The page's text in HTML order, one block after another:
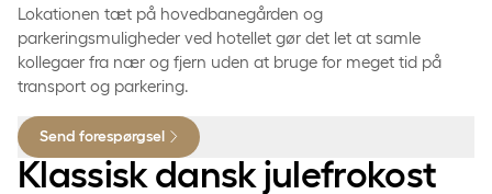
Lokationen tæt på hovedbanegården og
parkeringsmuligheder ved hotellet gør det let at samle
kollegaer fra nær og fjern uden at bruge for meget tid på
transport og parkering.
Send forespørgsel
Klassisk dansk julefrokost